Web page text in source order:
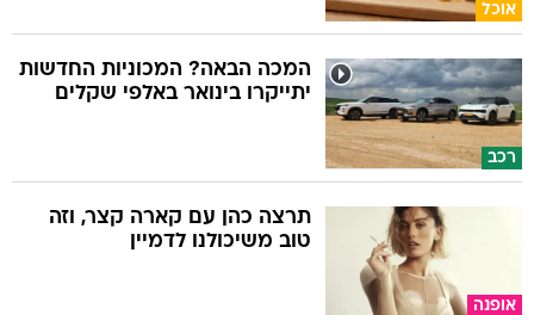
אוכל
רכב
המכה הבאה? המכוניות החדשות
יתייקרו בינואר באלפי שקלים
אופנה
תרצה כהן עם קארה קצר, וזה
טוב משיכולנו לדמיין